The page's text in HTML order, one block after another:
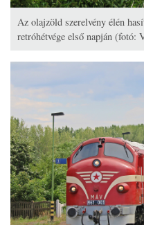
Az olajzöld szerelvény élén
retróhétvége első napján (fotó: